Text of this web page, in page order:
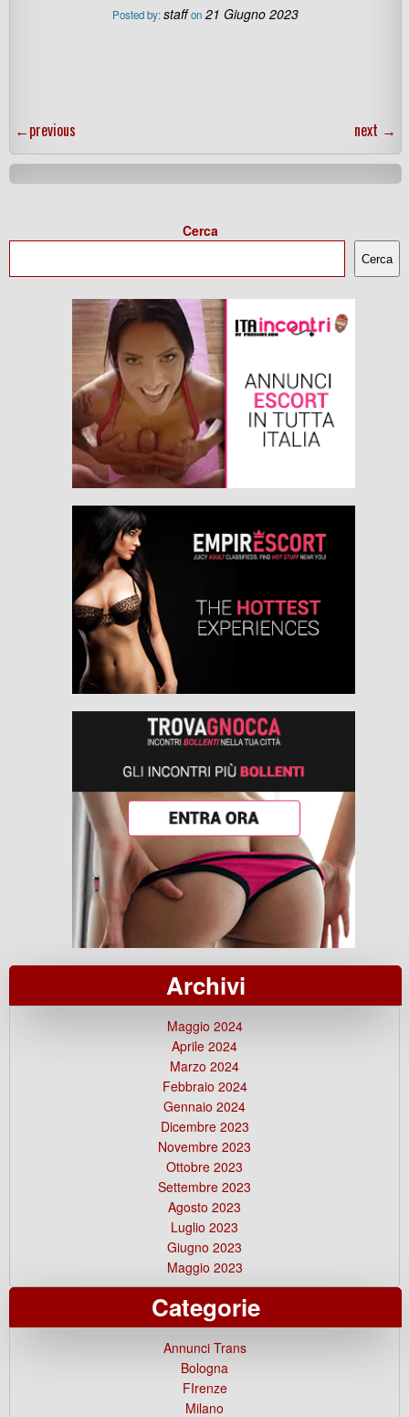
Posted by:staff on 21 Giugno 2023
←previous next →
Cerca
Cerca
Archivi
Maggio 2024
Aprile 2024
Marzo 2024
Febbraio 2024
Gennaio 2024
Dicembre 2023
Novembre 2023
Ottobre 2023
Settembre 2023
Agosto 2023
Luglio 2023
Giugno 2023
Maggio 2023
Categorie
Annunci Trans
Bologna
FIrenze
Milano